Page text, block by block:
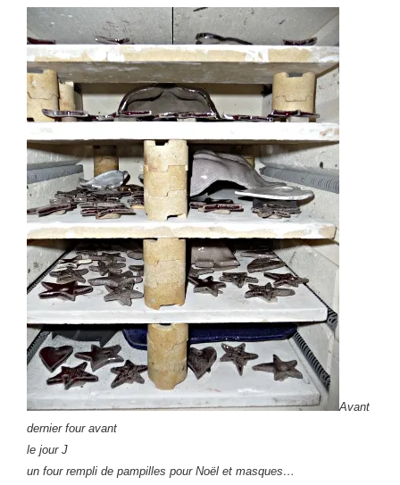
Avant
dernier four avant
le jour J
un four rempli de pampilles pour Noël et masques…